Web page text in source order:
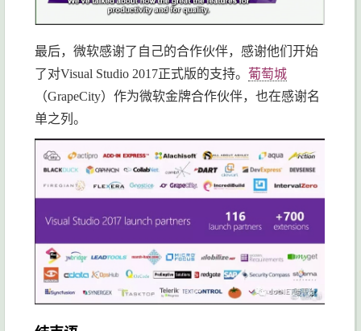
最后，微软感谢了自己的合作伙伴，感谢他们开始
了对Visual Studio 2017正式版的支持。 葡萄城
（GrapeCity）作为微软金牌合作伙伴，也在感谢名
单之列。